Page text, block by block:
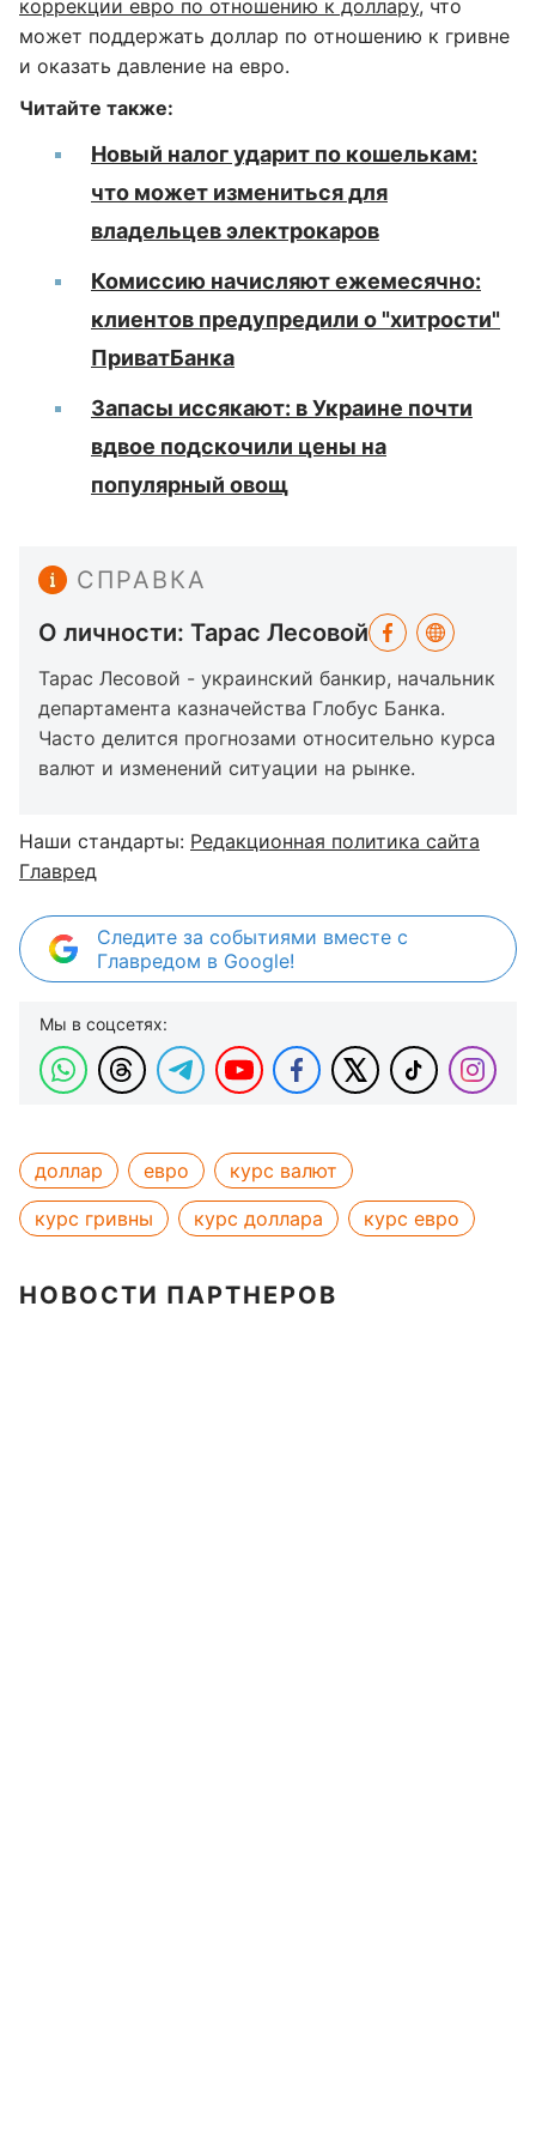
коррекции евро по отношению к доллару, что
может поддержать доллар по отношению к гривне
и оказать давление на евро.
Читайте также:
Новый налог ударит по кошелькам:
что может измениться для
владельцев электрокаров
Комиссию начисляют ежемесячно:
клиентов предупредили о "хитрости"
ПриватБанка
Запасы иссякают: в Украине почти
вдвое подскочили цены на
популярный овощ
СПРАВКА
О личности: Тарас Лесовой
Тарас Лесовой - украинский банкир, начальник
департамента казначейства Глобус Банка.
Часто делится прогнозами относительно курса
валют и изменений ситуации на рынке.
Наши стандарты: Редакционная политика сайта
Главред
Следите за событиями вместе с
Главредом в Google!
Мы в соцсетях:
доллар евро
курс валют
курс гривны
курс доллара курс евро
НОВОСТИ ПАРТНЕРОВ